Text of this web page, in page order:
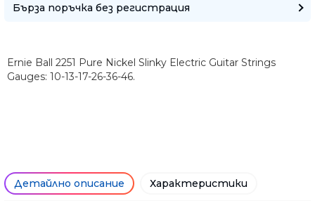
Бърза поръчка без регистрация
Ernie Ball 2251 Pure Nickel Slinky Electric Guitar Strings
Gauges: 10-13-17-26-36-46.
Детайлно описание Характеристики